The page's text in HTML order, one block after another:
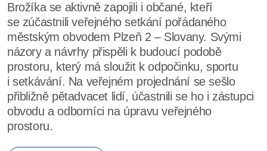
Brožíka se aktivně zapojili i občané, kteří
se zúčastnili veřejného setkání pořádaného
městským obvodem Plzeň 2 – Slovany. Svými
názory a návrhy přispěli k budoucí podobě
prostoru, který má sloužit k odpočinku, sportu
i setkávání. Na veřejném projednání se sešlo
přibližně pětadvacet lidí, účastnili se ho i zástupci
obvodu a odborníci na úpravu veřejného
prostoru.